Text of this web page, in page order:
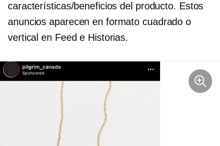
características/beneficios del producto. Estos
anuncios aparecen en formato cuadrado o
vertical en Feed e Historias.